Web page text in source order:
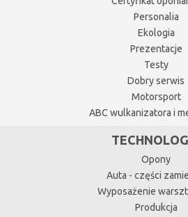
Personalia
Ekologia
Prezentacje
Testy
Dobry serwis
Motorsport
ABC wulkanizatora i
Opony
Auta - części
Wyposażenie
Produkcja